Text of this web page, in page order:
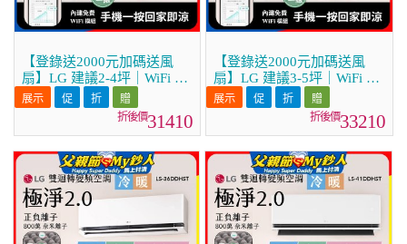
【登錄送2000元加碼送風
扇】LG 建議2-4坪｜WiFi 雙
迴轉變頻空調｜極淨2.0系列
｜AI 氣流 & 奈米離子 (LS-
31410
【登錄送2000元加碼送風
扇】LG 建議3-5坪｜WiFi 雙
迴轉變頻空調｜極淨2.0系列
｜AI 氣流 & 奈米離子 (LS-
33210